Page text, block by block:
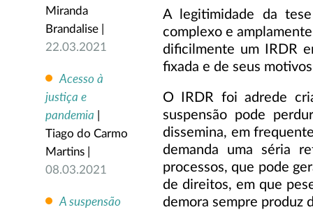
Miranda
Brandalise |
22.03.2021
Acesso à
justiça e
pandemia
Tiago do Carmo
Martins |
08.03.2021
A suspensão
A legitimidade da
complexo e
dificilmente um IRDR
fixada e de seus
O IRDR foi adrede
suspensão pode
dissemina, em
demanda uma séria
processos, que pode
de direitos, em que
demora sempre produz